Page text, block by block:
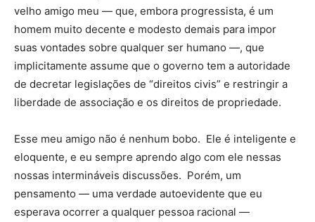
velho amigo meu — que, embora progressista, é um
homem muito decente e modesto demais para impor
suas vontades sobre qualquer ser humano —, que
implicitamente assume que o governo tem a autoridade
de decretar legislações de “direitos civis” e restringir a
liberdade de associação e os direitos de propriedade.
Esse meu amigo não é nenhum bobo. Ele é inteligente e
eloquente, e eu sempre aprendo algo com ele nessas
nossas intermináveis discussões. Porém, um
pensamento — uma verdade autoevidente que eu
esperava ocorrer a qualquer pessoa racional —